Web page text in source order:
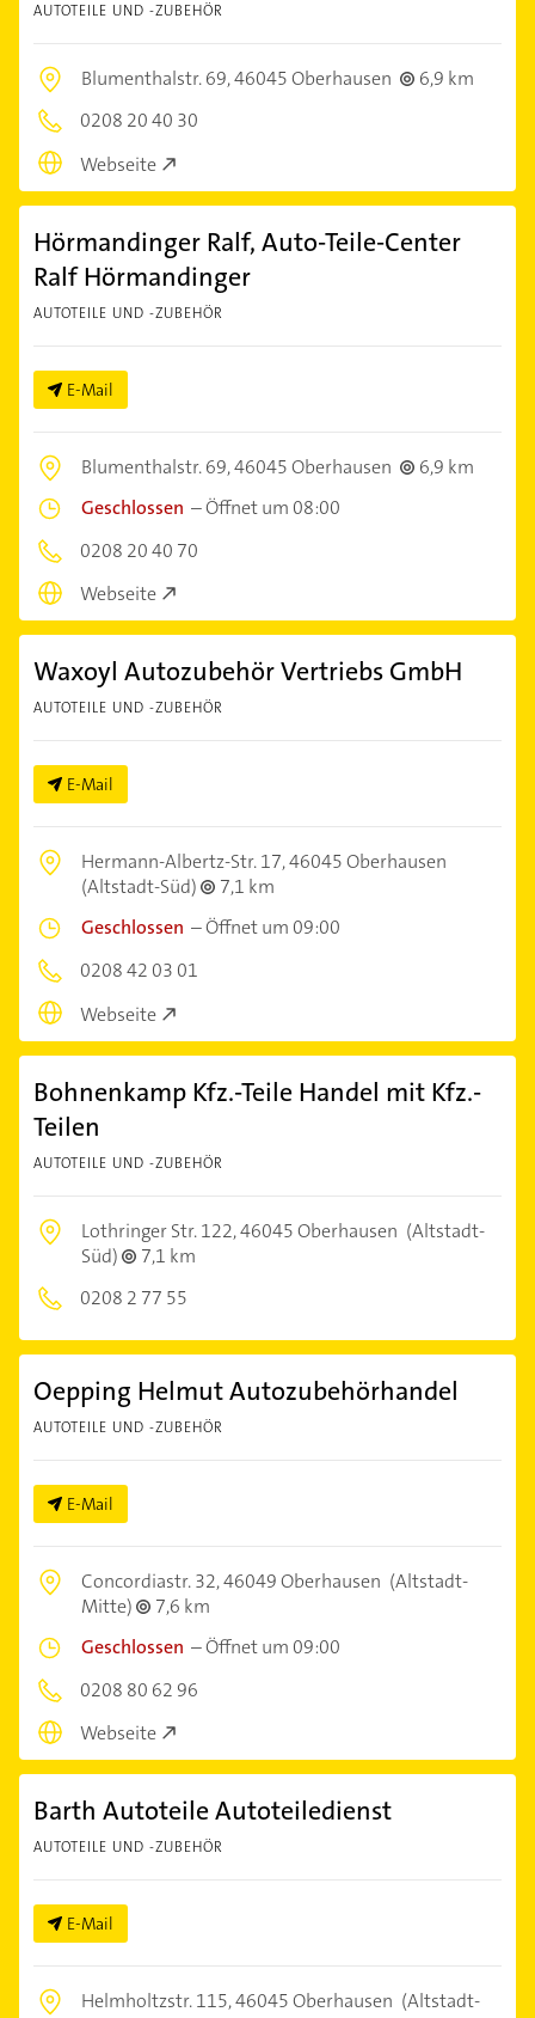
AUTOTEILE UND -ZUBEHÖR
Blumenthalstr. 69,46045 Oberhausen
6,9 km
0208 20 40 30
Webseite
Hörmandinger Ralf, Auto-Teile-Center
Ralf Hörmandinger
AUTOTEILE UND -ZUBEHÖR
E-Mail
Blumenthalstr. 69,46045 Oberhausen
6,9 km
Geschlossen –Öffnet um 08:00
0208 20 40 70
Webseite
Waxoyl Autozubehör Vertriebs GmbH
AUTOTEILE UND -ZUBEHÖR
E-Mail
Hermann-Albertz-Str. 17,46045 Oberhausen
(Altstadt-Süd)
7,1 km
Geschlossen –Öffnet um 09:00
0208 42 03 01
Webseite
Bohnenkamp Kfz.-Teile Handel mit Kfz.-
Teilen
AUTOTEILE UND -ZUBEHÖR
Lothringer Str. 122,46045 Oberhausen (Altstadt-
Süd)
7,1 km
0208 2 77 55
Oepping Helmut Autozubehörhandel
AUTOTEILE UND -ZUBEHÖR
E-Mail
Concordiastr. 32,46049 Oberhausen (Altstadt-
Mitte)
7,6 km
Geschlossen –Öffnet um 09:00
0208 80 62 96
Webseite
Barth Autoteile Autoteiledienst
AUTOTEILE UND -ZUBEHÖR
E-Mail
Helmholtzstr. 115,46045 Oberhausen (Altstadt-